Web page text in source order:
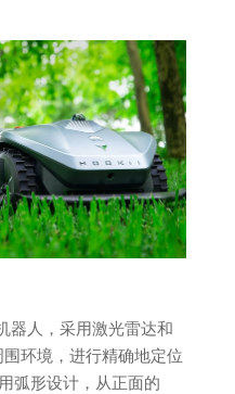
器人，采用激光雷达和
环境，进行精确地定位
弧形设计，从正面的